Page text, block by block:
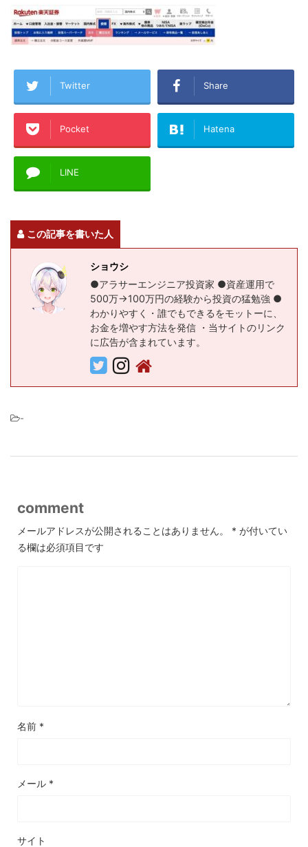
Twitter Share
Pocket Hatena
LINE
この記事を書いた人
ショウシ
●アラサーエンジニア投資家 ●資産運用で
500万→100万円の経験から投資の猛勉強 ●
わかりやすく・誰でもできるをモットーに、
お金を増やす方法を発信 ・当サイトのリンク
に広告が含まれています。
-
comment
メールアドレスが公開されることはありません。 * が付いてい
る欄は必須項目です
名前 *
メール *
サイト